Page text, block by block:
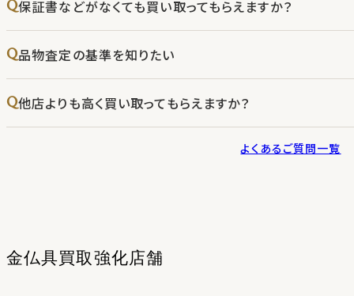
保証書などがなくても買い取ってもらえますか？
品物査定の基準を知りたい
他店よりも高く買い取ってもらえますか？
よくあるご質問一覧
金仏具買取強化店舗